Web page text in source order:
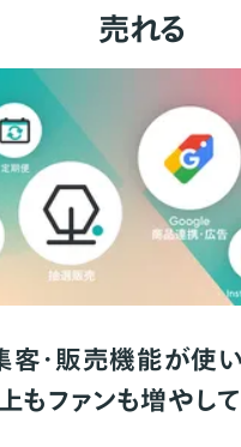
売れる
客・販売機能が使
もファンも増やし